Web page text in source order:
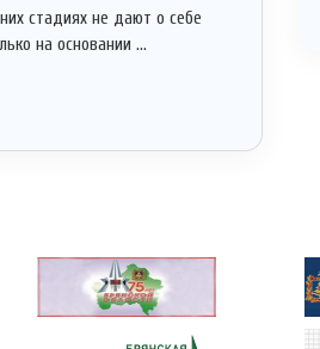
стадиях не дают о себе
на основании ...